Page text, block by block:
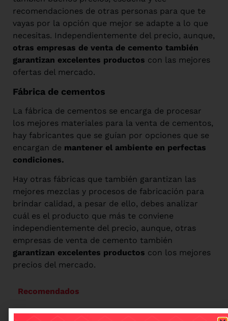
recomendaciones de otras personas para que te
vayas por la opción que mejor se adapte a lo que
necesitas. Independientemente del precio, aunque,
otras empresas de venta de cemento también
garantizan excelentes productos con las mejores
ofertas del mercado.
Fábrica de cementos
La fábrica de cementos se encarga de procesar
los mejores materiales para la venta de cementos,
hay fabricantes que se guían por opciones que se
encargan de mantener el ambiente en perfectas
condiciones.
Hay otras fábricas que también garantizan las
mejores mezclas y procesos de fabricación para
brindar calidad, a pesar de ello, debes analizar
cuál es el producto que más te conviene
independientemente del precio, aunque, otras
empresas de venta de cemento también
garantizan excelentes productos con los mejores
precios del mercado.
Recomendados
Cementos INKA obtiene la